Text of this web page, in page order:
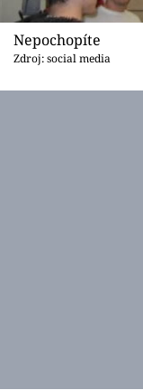
Nepochopíte
Zdroj: social media